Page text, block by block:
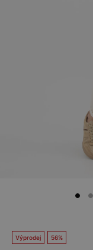
Výprodej 56%